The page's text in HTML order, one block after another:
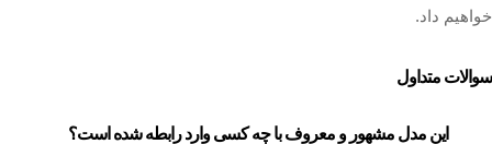
خواهیم داد.
سوالات متداول
این مدل مشهور و معروف با چه کسی وارد رابطه شده است؟